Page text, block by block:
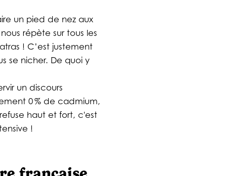
un pied de nez aux
répète sur tous les
! C’est justement
se nicher. De quoi y
un discours
0 % de cadmium,
haut et fort, c'est
!